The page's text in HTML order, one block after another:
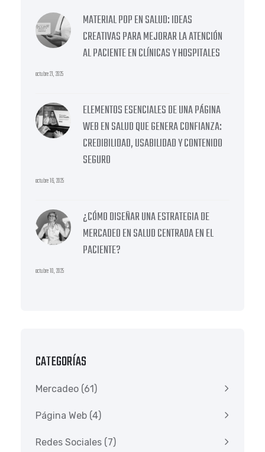
MATERIAL POP EN SALUD: IDEAS
CREATIVAS PARA MEJORAR LA ATENCIÓN
AL PACIENTE EN CLÍNICAS Y HOSPITALES
octubre 21, 2025
ELEMENTOS ESENCIALES DE UNA PÁGINA
WEB EN SALUD QUE GENERA CONFIANZA:
CREDIBILIDAD, USABILIDAD Y CONTENIDO
SEGURO
octubre 16, 2025
¿CÓMO DISEÑAR UNA ESTRATEGIA DE
MERCADEO EN SALUD CENTRADA EN EL
PACIENTE?
octubre 10, 2025
CATEGORÍAS
Mercadeo (61)
Página Web (4)
Redes Sociales (7)